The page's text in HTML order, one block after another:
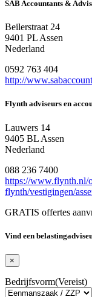
SAB Accountants &
Beilerstraat 24
9401 PL Assen
Nederland
0592 763 404
http://
Flynth adviseurs en
Lauwers 14
9405 BL Assen
Nederland
088 236 7400
https://www.flynth.nl/
flynth/vestigingen/
GRATIS offertes
Vind een
×
Bedrijfsvorm(Vereist)